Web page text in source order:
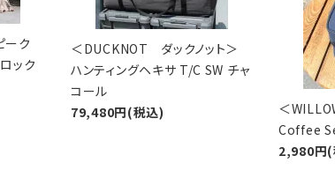
ク
ック
＜DUCKNOT ダックノット＞
ハンティングヘキサ T/C SW チャ
コール
79,480円(税込)
＜
Coffee
2,980円(